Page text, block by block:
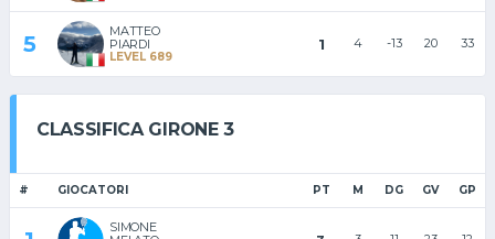
5
MATTEO
PIARDI
LEVEL 689
1 4 -13 20 33
CLASSIFICA GIRONE 3
# GIOCATORI PT M DG GV GP
SIMONE